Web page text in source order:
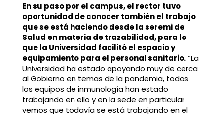
En su paso por el campus, el rector tuvo
oportunidad de conocer también el trabajo
que se está haciendo desde la seremi de
Salud en materia de trazabilidad, para lo
que la Universidad facilitó el espacio y
equipamiento para el personal sanitario.“La
Universidad ha estado apoyando muy de cerca
al Gobierno en temas de la pandemia, todos
los equipos de inmunología han estado
trabajando en ello y en la sede en particular
vemos que todavía se está trabajando en el